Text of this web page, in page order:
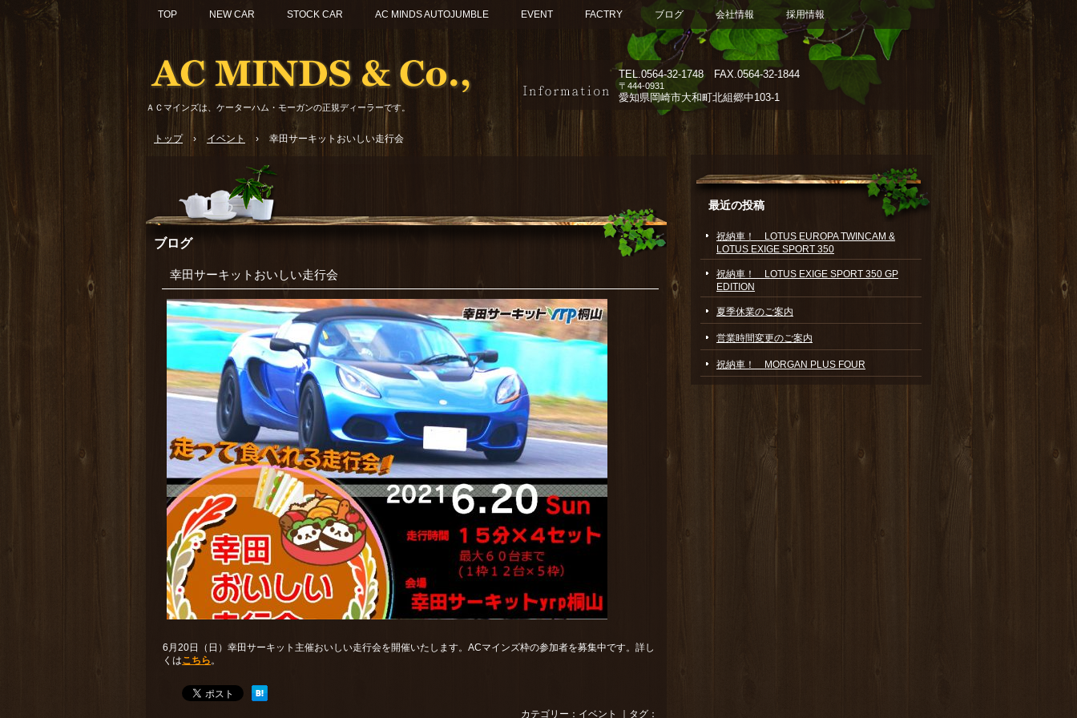
ＡＣマインズは、ケーターハム・モーガンの正規ディーラーです。
TEL.0564-32-1748 FAX.0564-32-1844
〒444-0931
愛知県岡崎市大和町北組郷中103-1
TOP NEW CAR STOCK CAR AC MINDS AUTOJUMBLE EVENT FACTRY ブログ 会社情報 採用情報
トップ › イベント › 幸田サーキットおいしい走行会
ブログ
幸田サーキットおいしい走行会
6月20日（日）幸田サーキット主催おいしい走行会を開催いたします。ACマインズ枠の参加者を募集中です。詳し
くはこちら。
カテゴリー： イベント ｜タグ：
最近の投稿
祝納車！ LOTUS EUROPA TWINCAM &
LOTUS EXIGE SPORT 350
祝納車！ LOTUS EXIGE SPORT 350 GP
EDITION
夏季休業のご案内
営業時間変更のご案内
祝納車！ MORGAN PLUS FOUR